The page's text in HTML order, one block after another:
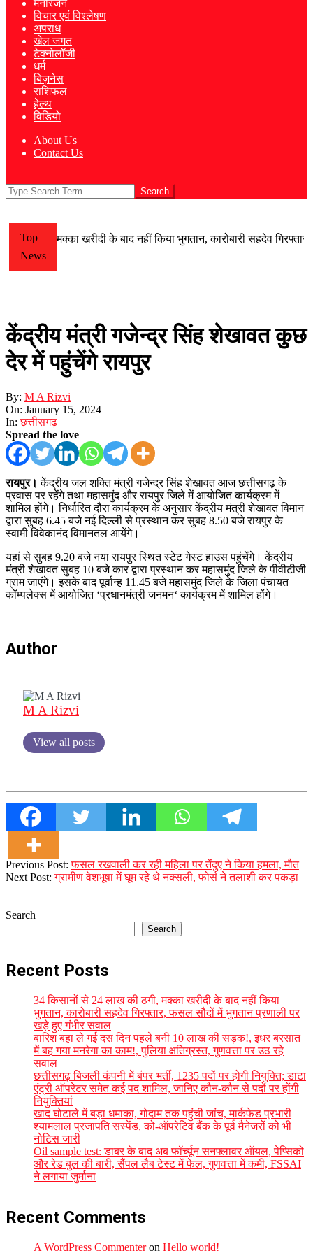
मनोरंजन
विचार एवं विश्लेषण
अपराध
खेल जगत
टेक्नोलॉजी
धर्म
बिज़नेस
राशिफल
हेल्थ
विडियो
About Us
Contact Us
Search
Top
News
की ठगी, मक्का खरीदी के बाद नहीं किया भुगतान, कारोबारी सहदेव
केंद्रीय मंत्री गजेन्द्र सिंह शेखावत कुछ
देर में पहुंचेंगे रायपुर
By: M A Rizvi
On: January 15, 2024
In: छत्तीसगढ़
Spread the love
रायपुर। केंद्रीय जल शक्ति मंत्री गजेन्द्र सिंह शेखावत आज छत्तीसगढ़ के
प्रवास पर रहेंगे तथा महासमुंद और रायपुर जिले में आयोजित कार्यक्रम में
शामिल होंगे। निर्धारित दौरा कार्यक्रम के अनुसार केंद्रीय मंत्री शेखावत विमान
द्वारा सुबह 6.45 बजे नई दिल्ली से प्रस्थान कर सुबह 8.50 बजे रायपुर के
स्वामी विवेकानंद विमानतल आयेंगे।
यहां से सुबह 9.20 बजे नया रायपुर स्थित स्टेट गेस्ट हाउस पहुंचेंगे। केंद्रीय
मंत्री शेखावत सुबह 10 बजे कार द्वारा प्रस्थान कर महासमुंद जिले के पीवीटीजी
ग्राम जाएंगे। इसके बाद पूर्वान्ह 11.45 बजे महासमुंद जिले के जिला पंचायत
कॉम्पलेक्स में आयोजित ‘प्रधानमंत्री जनमन‘ कार्यक्रम में शामिल होंगे।
Author
M A Rizvi
View all posts
2024-
01-
Previous Post:फसल रखवाली कर रही महिला पर तेंदुए ने किया हमला, मौत
Next Post:ग्रामीण वेशभूषा में घूम रहे थे नक्सली, फोर्स ने तलाशी कर पकड़ा
Search
Search
Recent Posts
34 किसानों से 24 लाख की ठगी, मक्का खरीदी के बाद नहीं किया
भुगतान, कारोबारी सहदेव गिरफ्तार, फसल सौदों में भुगतान प्रणाली पर
खड़े हुए गंभीर सवाल
बारिश बहा ले गई दस दिन पहले बनी 10 लाख की सड़क!, इधर बरसात
में बह गया मनरेगा का काम!, पुलिया क्षतिग्रस्त, गुणवत्ता पर उठ रहे
सवाल
छत्तीसगढ़ बिजली कंपनी में बंपर भर्ती, 1235 पदों पर होगी नियुक्ति; डाटा
एंट्री ऑपरेटर समेत कई पद शामिल, जानिए कौन-कौन से पदों पर होंगी
नियुक्तियां
खाद घोटाले में बड़ा धमाका, गोदाम तक पहुंची जांच, मार्कफेड प्रभारी
श्यामलाल प्रजापति सस्पेंड, को-ऑपरेटिव बैंक के पूर्व मैनेजरों को भी
नोटिस जारी
Oil sample test: डाबर के बाद अब फॉर्च्यून सनफ्लावर ऑयल, पेप्सिको
और रेड बुल की बारी, सैंपल लैब टेस्ट में फेल, गुणवत्ता में कमी, FSSAI
ने लगाया जुर्माना
Recent Comments
A WordPress Commenteron Hello world!